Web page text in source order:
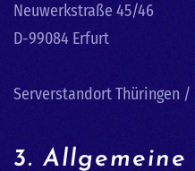
Neuwerkstraße 45/46
D-99084 Erfurt
Serverstandort Thüringen /
3. Allgemeine